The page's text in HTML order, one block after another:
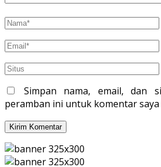
Simpan nama, email, dan
peramban ini untuk komentar